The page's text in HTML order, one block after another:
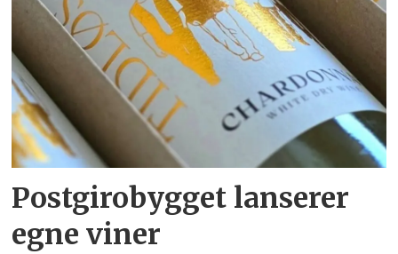
Postgirobygget lanserer
egne viner